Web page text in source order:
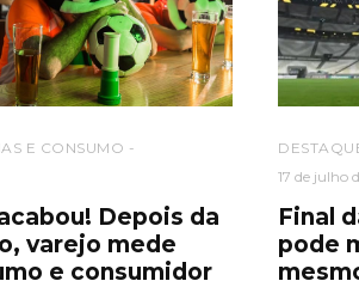
E CONSUMO
Depois da
varejo mede
e consumidor
17 de julho
Final
pode